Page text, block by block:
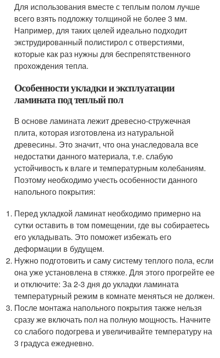
Для использования вместе с теплым полом лучше
всего взять подложку толщиной не более 3 мм.
Например, для таких целей идеально подходит
экструдированный полистирол с отверстиями,
которые как раз нужны для беспрепятственного
прохождения тепла.
Особенности укладки и эксплуатации
ламината под теплый пол
В основе ламината лежит древесно-стружечная
плита, которая изготовлена из натуральной
древесины. Это значит, что она унаследовала все
недостатки данного материала, т.е. слабую
устойчивость к влаге и температурным колебаниям.
Поэтому необходимо учесть особенности данного
напольного покрытия:
Перед укладкой ламинат необходимо примерно на
сутки оставить в том помещении, где вы собираетесь
его укладывать. Это поможет избежать его
деформации в будущем.
Нужно подготовить и саму систему теплого пола, если
она уже установлена в стяжке. Для этого прогрейте ее
и отключите: За 2-3 дня до укладки ламината
температурный режим в комнате меняться не должен.
После монтажа напольного покрытия также нельзя
сразу же включать пол на полную мощность. Начните
со слабого подогрева и увеличивайте температуру на
3 градуса ежедневно.